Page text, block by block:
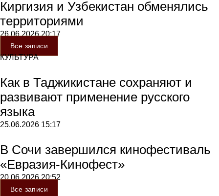
Киргизия и Узбекистан обменялись
территориями
26.06.202620:17
Все записи
КУЛЬТУРА
Как в Таджикистане сохраняют и
развивают применение русского
языка
25.06.2026 15:17
В Сочи завершился кинофестиваль
«Евразия-Кинофест»
20.06.202620:52
Все записи